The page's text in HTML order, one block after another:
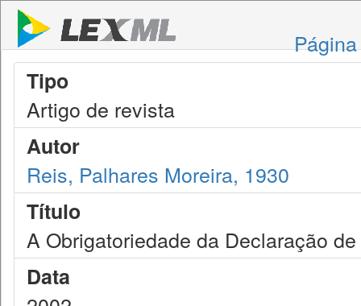
Tipo
Artigo de revista
Autor
Reis, Palhares Moreira, 1930
Título
A Obrigatoriedade da Declaração
Data